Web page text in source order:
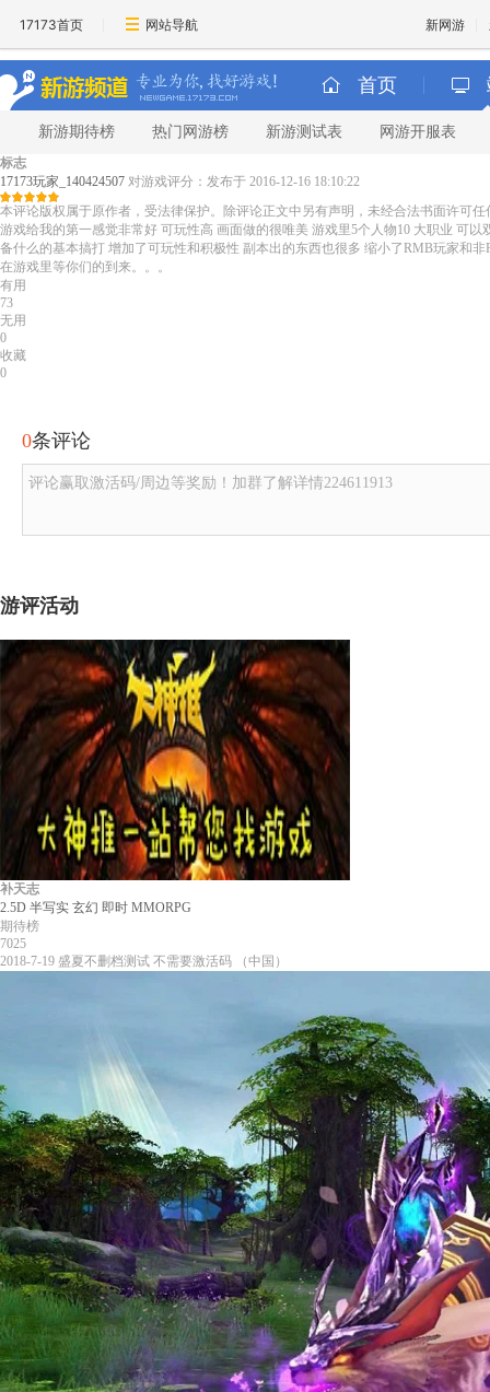
17173首页 网站导航 新网游
首页
新游期待榜 热门网游榜 新游测试表 网游开服表
标志
17173玩家_140424507 对游戏评分： 发布于 2016-12-16 18:10:22
本评论版权属于原作者，受法律保护。除评论正文中另有声明，未经合法书面许可
游戏给我的第一感觉非常好 可玩性高 画面做的很唯美 游戏里5个人物10 大职业 可
备什么的基本搞打 增加了可玩性和积极性 副本出的东西也很多 缩小了RMB玩家和
在游戏里等你们的到来。。。
有用
73
无用
0
收藏
0
0条评论
评论赢取激活码/周边等奖励！加群了解详情224611913
游评活动
补天志
2.5D 半写实 玄幻 即时 MMORPG
期待榜
7025
2018-7-19 盛夏不删档测试 不需要激活码 （中国）